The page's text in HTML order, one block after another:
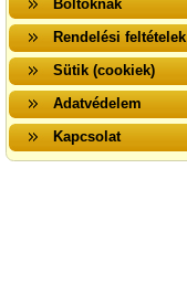
Boltoknak
Rendelési feltételek
Sütik (cookiek)
Adatvédelem
Kapcsolat